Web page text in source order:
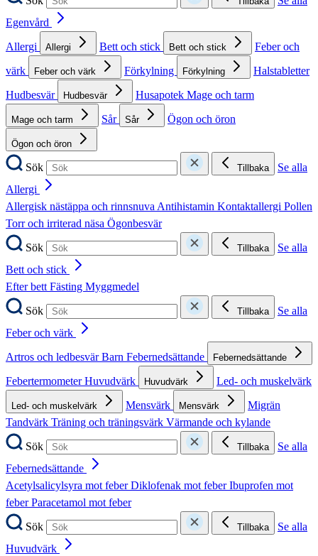
Egenvård
Allergi
Allergi Bett och stick Bett och stick
Feber och
värk
Feber och värk Förkylning Förkylning
Halstabletter
Hudbesvär
Hudbesvär Husapotek Mage och tarm
Mage och tarm Sår Sår Ögon och öron
Ögon och öron
Sök Tillbaka
Se alla
Allergi
Allergisk nästäppa och rinnsnuvaAntihistamin Kontaktallergi Pollen
Torr och irriterad näsa Ögonbesvär
Sök
Tillbaka
Se alla
Bett och stick
Efter bettFästing Myggmedel
Sök
Tillbaka
Se alla
Feber och värk
Artros och ledbesvärBarn Febernedsättande Febernedsättande
FebertermometerHuvudvärk Huvudvärk Led- och muskelvärk
Led- och muskelvärk Mensvärk Mensvärk
Migrän
Tandvärk Träning och träningsvärk Värmande och kylande
Sök
Tillbaka
Se alla
Febernedsättande
Acetylsalicylsyra mot feberDiklofenak mot feberIbuprofen mot
feberParacetamol mot feber
Sök
Tillbaka
Se alla
Huvudvärk